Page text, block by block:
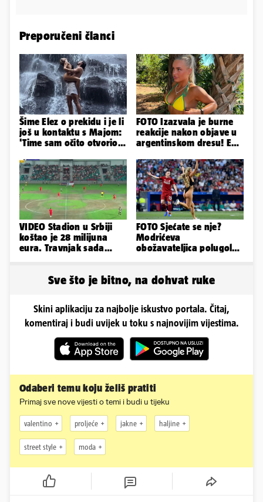
Preporučeni članci
Šime Elez o prekidu i je li
još u kontaktu s Majom:
'Time sam očito otvorio
FOTO Izazvala je burne
reakcije nakon objave u
argentinskom dresu! Evo
VIDEO Stadion u Srbiji
koštao je 28 milijuna
eura. Travnjak sada
FOTO Sjećate se nje?
Modrićeva
obožavateljica polugola
Sve što je bitno, na dohvat ruke
Skini aplikaciju za najbolje iskustvo portala. Čitaj,
komentiraj i budi uvijek u toku s najnovijim vijestima.
Odaberi temu koju želiš pratiti
Primaj sve nove vijesti o temi i budi u tijeku
valentino proljeće jakne haljine
street style moda